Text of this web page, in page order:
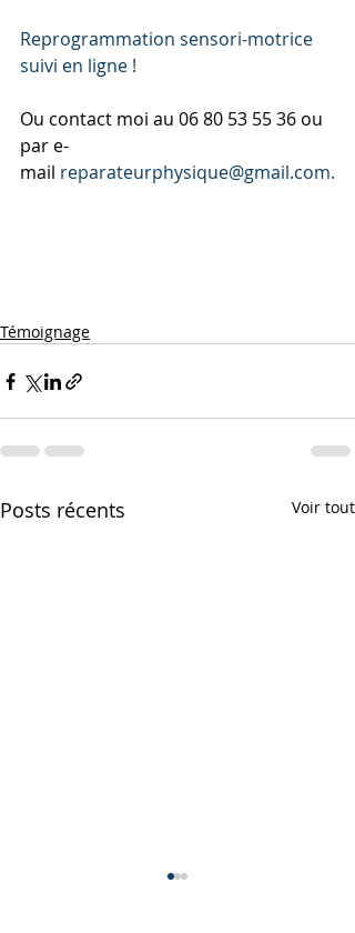
Reprogrammation sensori-motrice
suivi en ligne !
Ou contact moi au 06 80 53 55 36 ou
par e-
mail reparateurphysique@gmail.com.
Témoignage
Posts récents Voir tout